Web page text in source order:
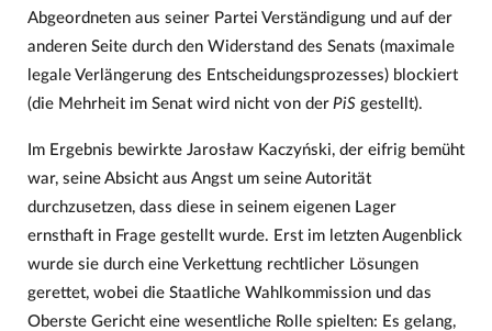
Abgeordneten aus seiner Partei Verständigung und auf der
anderen Seite durch den Widerstand des Senats (maximale
legale Verlängerung des Entscheidungsprozesses) blockiert
(die Mehrheit im Senat wird nicht von derPiSgestellt).
Im Ergebnis bewirkte Jarosław Kaczyński, der eifrig bemüht
war, seine Absicht aus Angst um seine Autorität
durchzusetzen, dass diese in seinem eigenen Lager
ernsthaft in Frage gestellt wurde. Erst im letzten Augenblick
wurde sie durch eine Verkettung rechtlicher Lösungen
gerettet, wobei die Staatliche Wahlkommission und das
Oberste Gericht eine wesentliche Rolle spielten: Es gelang,